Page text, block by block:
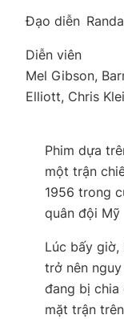
Đạo diễn
Diễn viên
Mel Gibson,
Elliott, Chris
Phim dựa
một trận
1956 trong
quân đội Mỹ
Lúc bấy giờ,
trở nên
đang bị chia
mặt trận